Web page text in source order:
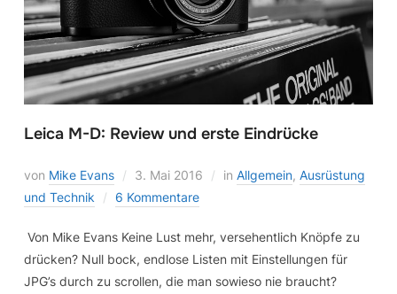
Leica M-D: Review und erste Eindrücke
von Mike Evans 3. Mai 2016 in Allgemein, Ausrüstung
und Technik
6 Kommentare
Von Mike Evans Keine Lust mehr, versehentlich Knöpfe zu
drücken? Null bock, endlose Listen mit Einstellungen für
JPG’s durch zu scrollen, die man sowieso nie braucht?